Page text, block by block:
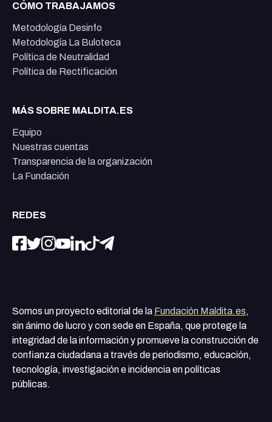
CÓMO TRABAJAMOS
Metodología Desinfo
Metodología La Buloteca
Política de Neutralidad
Política de Rectificación
MÁS SOBRE MALDITA.ES
Equipo
Nuestras cuentas
Transparencia de la organización
La Fundación
REDES
Somos un proyecto editorial de la Fundación Maldita.es,
sin ánimo de lucro y con sede en España, que protege la
integridad de la información y promueve la construcción de
confianza ciudadana a través de periodismo, educación,
tecnología, investigación e incidencia en políticas
públicas.